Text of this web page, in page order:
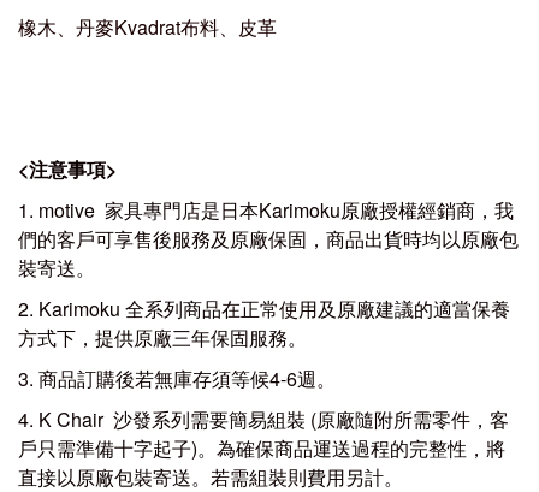
橡木、丹麥Kvadrat布料、皮革
<注意事項>
1. motive 家具專門店是日本Karimoku原廠授權經銷商，我
們的客戶可享售後服務及原廠保固，商品出貨時均以原廠包
裝寄送。
2. Karimoku 全系列商品在正常使用及原廠建議的適當保養
方式下，提供原廠三年保固服務。
3. 商品訂購後若無庫存須等候4-6週。
4. K Chair 沙發系列需要簡易組裝 (原廠隨附所需零件，客
戶只需準備十字起子)。為確保商品運送過程的完整性，將
直接以原廠包裝寄送。若需組裝則費用另計。